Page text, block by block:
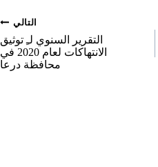
التالي
التقرير السنوي لـِ توثيق
الانتهاكات لعام 2020 في
محافظة درعا